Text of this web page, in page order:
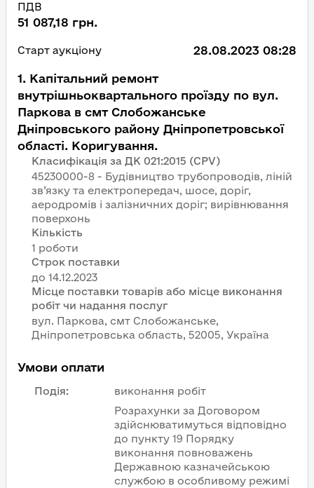
ПДВ
51 087,18 грн.
Старт аукціону 28.08.2023 08:28
1. Капітальний ремонт
внутрішньоквартального проїзду по вул.
Паркова в смт Слобожанське
Дніпровського району Дніпропетровської
області. Коригування.
Класифікація за ДК 021:2015 (CPV)
45230000-8 - Будівництво трубопроводів, ліній
зв’язку та електропередач, шосе, доріг,
аеродромів і залізничних доріг; вирівнювання
поверхонь
Кількість
1 роботи
Строк поставки
Місце поставки товарів або місце виконання
робіт чи надання послуг
вул. Паркова, смт Слобожанське,
Дніпропетровська область, 52005, Україна
Умови оплати
Подія: виконання робіт
Розрахунки за Договором
здійснюватимуться відповідно
до пункту 19 Порядку
виконання повноважень
Державною казначейською
службою в особливому режимі